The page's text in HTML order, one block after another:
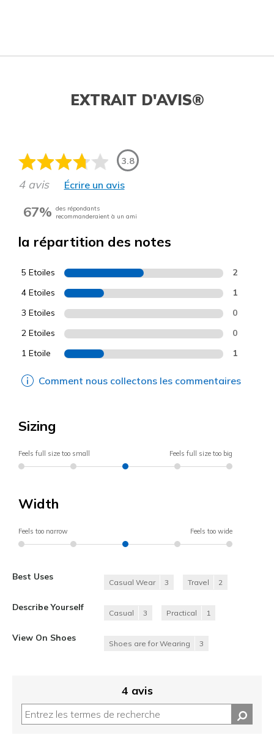
EXTRAIT D'AVIS®
3.8
4 avis Écrire un avis
67% des répondants
recommanderaient à un ami
la répartition des notes
5 Etoiles 2
4 Etoiles 1
3 Etoiles 0
2 Etoiles 0
1 Etoile 1
Comment nous collectons les commentaires
Sizing
Feels full size too small Feels full size too big
Width
Feels too narrow Feels too wide
Best Uses
Casual Wear 3 Travel 2
Describe Yourself
Casual 3 Practical 1
View On Shoes
Shoes are for Wearing 3
4 avis